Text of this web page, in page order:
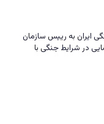
ایران به رییس سازمان
در شرایط جنگی با